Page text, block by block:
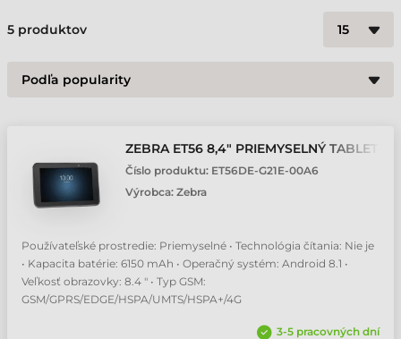
5 produktov
ZEBRA ET56 8,4" PRIEMYSELNÝ TABLET
Číslo produktu: ET56DE-G21E-00A6
Výrobca: Zebra
Používateľské prostredie: Priemyselné • Technológia čítania: Nie je
• Kapacita batérie: 6150 mAh • Operačný systém: Android 8.1 •
Veľkosť obrazovky: 8.4 " • Typ GSM:
GSM/GPRS/EDGE/HSPA/UMTS/HSPA+/4G
3-5 pracovných dní